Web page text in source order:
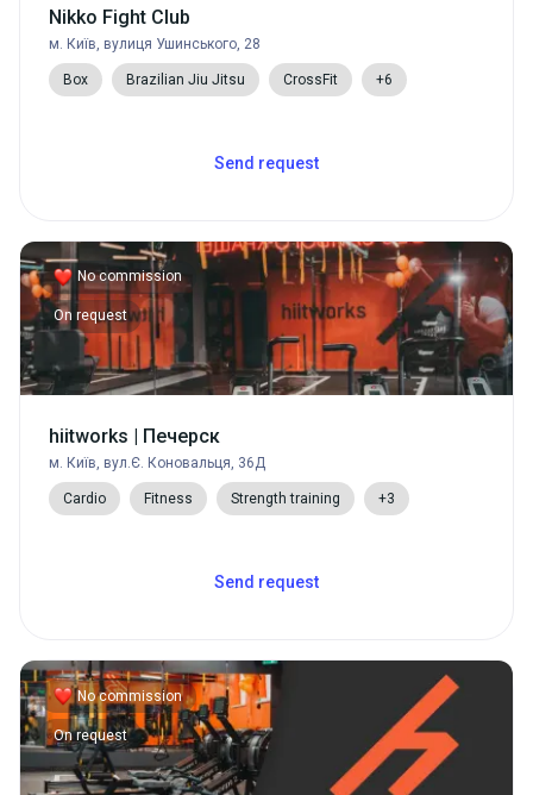
Nikko Fight Club
м. Київ, вулиця Ушинського, 28
Box Brazilian Jiu Jitsu CrossFit +6
Send request
No commission
On request
hiitworks | Печерск
м. Київ, вул.Є. Коновальця, 36Д
Cardio Fitness Strength training +3
Send request
No commission
On request